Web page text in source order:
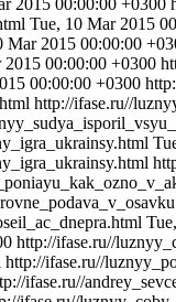
2015 00:00:00 +0300
Tue, 10 Mar 2015
Mar 2015 00:00:00
2015 00:00:00 +0300
00:00:00 +0300
http://ifase.ru//
http://ifase.ru//
http://ifase.ru//
ifase.ru//